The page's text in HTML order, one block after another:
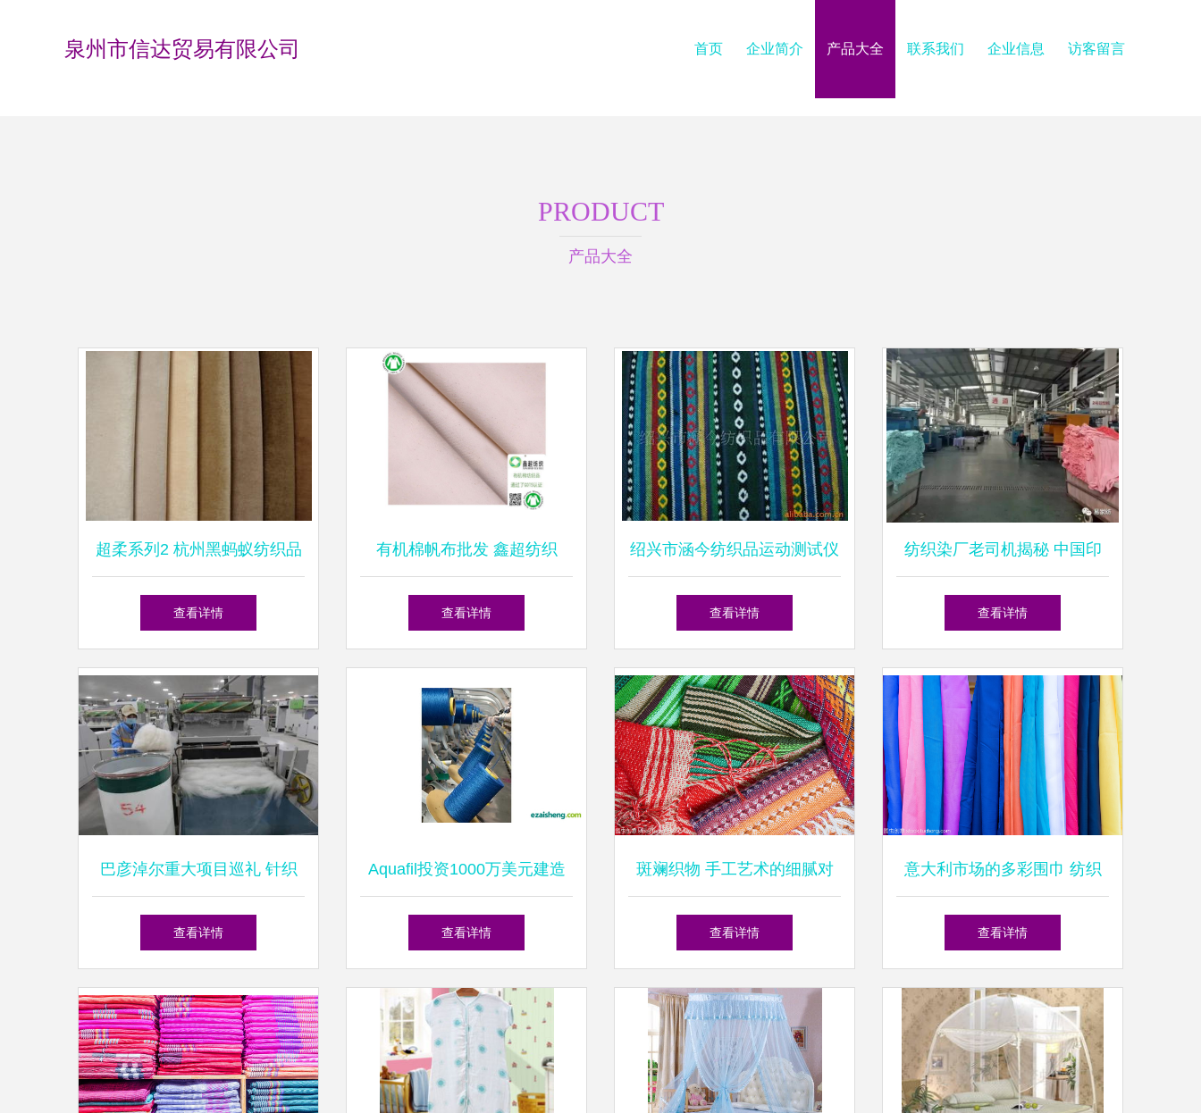
泉州市信达贸易有限公司 首页 企业简介 产品大全 联系我们 企业信息 访客留言
PRODUCT
产品大全
超柔系列2 杭州黑蚂蚁纺织品
的针织品革新之旅
查看详情
有机棉帆布批发 鑫超纺织
品，货真价实的选择
查看详情
绍兴市涵今纺织品运动测试仪
器产品列表（针织品类）
查看详情
纺织染厂老司机揭秘 中国印
染厂老板为何难盈利？
查看详情
巴彦淖尔重大项目巡礼 针织
品产业焕新升级
查看详情
Aquafil投资1000万美元建造
地毯回收工厂，推动针织品循
查看详情
斑斓织物 手工艺术的细腻对
话
查看详情
意大利市场的多彩围巾 纺织
品的色彩艺术
查看详情